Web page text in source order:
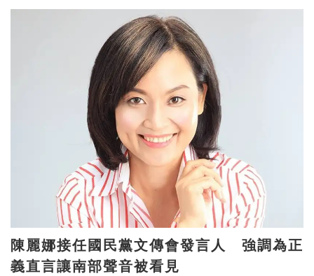
陳麗娜接任國民黨文傳會發言人 強調為正
義直言讓南部聲音被看見